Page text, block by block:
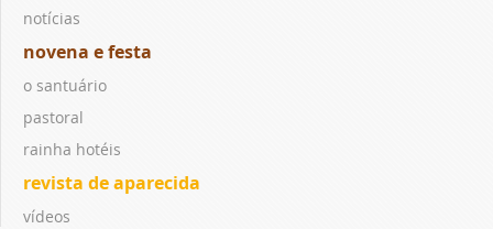
notícias
novena e festa
o santuário
pastoral
rainha hotéis
revista de aparecida
vídeos